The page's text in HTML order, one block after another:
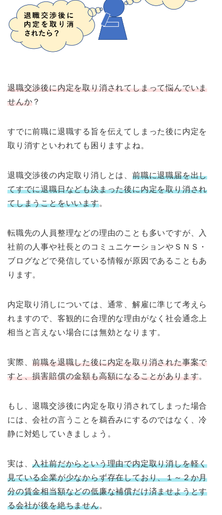
退職交渉後に内定を取り消されてしまって悩んでいま
せんか ？
すでに前職に退職する旨を伝えてしまった後に内定を
取り消すといわれても困りますよね。
退職交渉後の内定取り消しとは、 前職に退職届を出し
てすでに退職日なども決まった後に内定を取り消され
てしまうことをいいます。
転職先の人員整理などの理由のことも多いですが、入
社前の人事や社長とのコミュニケーションやＳＮＳ・
ブログなどで発信している情報が原因であることもあ
ります。
内定取り消しについては、通常、解雇に準じて考えら
れますので、客観的に合理的な理由がなく社会通念上
相当と言えない場合には無効となります。
実際、前職を退職した後に内定を取り消された事案で
すと、損害賠償の金額も高額になることがあります。
もし、退職交渉後に内定を取り消されてしまった場合
には、会社の言うことを鵜呑みにするのではなく、冷
静に対処していきましょう。
実は、入社前だからという理由で内定取り消しを軽く
見ている企業が少なからず存在しており、１～２か月
分の賃金相当額などの低廉な補償だけ済ませようとす
る会社が後を絶ちません。